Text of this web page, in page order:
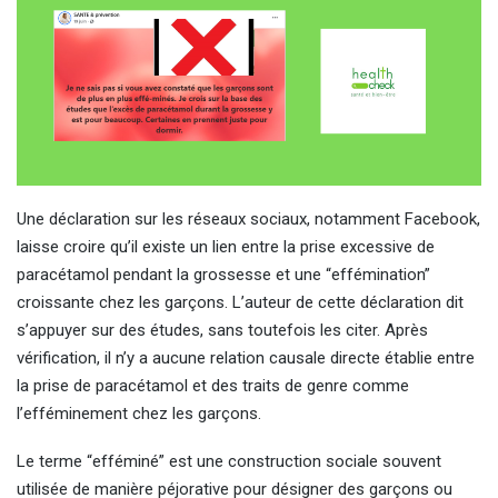
Une déclaration sur les réseaux sociaux, notamment Facebook,
laisse croire qu’il existe un lien entre la prise excessive de
paracétamol pendant la grossesse et une “effémination”
croissante chez les garçons. L’auteur de cette déclaration dit
s’appuyer sur des études, sans toutefois les citer. Après
vérification, il n’y a aucune relation causale directe établie entre
la prise de paracétamol et des traits de genre comme
l’efféminement chez les garçons.
Le terme “efféminé” est une construction sociale souvent
utilisée de manière péjorative pour désigner des garçons ou